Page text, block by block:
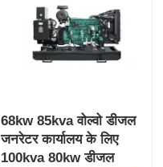
68kw 85kva वोल्वो डीजल
जनरेटर कार्यालय के लिए
100kva 80kw डीजल